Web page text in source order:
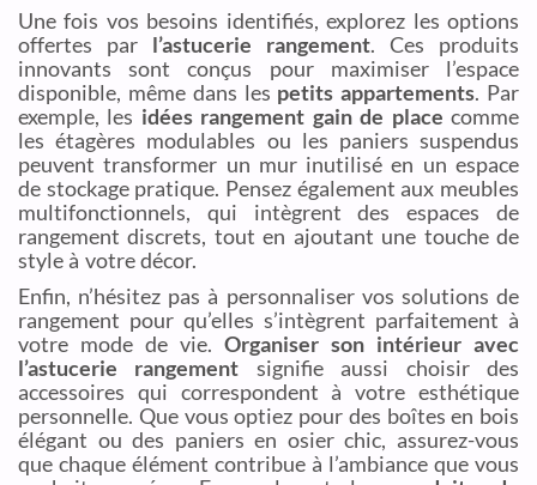
Une fois vos besoins identifiés, explorez les options
offertes par l’astucerie rangement. Ces produits
innovants sont conçus pour maximiser l’espace
disponible, même dans les petits appartements. Par
exemple, les idées rangement gain de place comme
les étagères modulables ou les paniers suspendus
peuvent transformer un mur inutilisé en un espace
de stockage pratique. Pensez également aux meubles
multifonctionnels, qui intègrent des espaces de
rangement discrets, tout en ajoutant une touche de
style à votre décor.
Enfin, n’hésitez pas à personnaliser vos solutions de
rangement pour qu’elles s’intègrent parfaitement à
votre mode de vie. Organiser son intérieur avec
l’astucerie rangement signifie aussi choisir des
accessoires qui correspondent à votre esthétique
personnelle. Que vous optiez pour des boîtes en bois
élégant ou des paniers en osier chic, assurez-vous
que chaque élément contribue à l’ambiance que vous